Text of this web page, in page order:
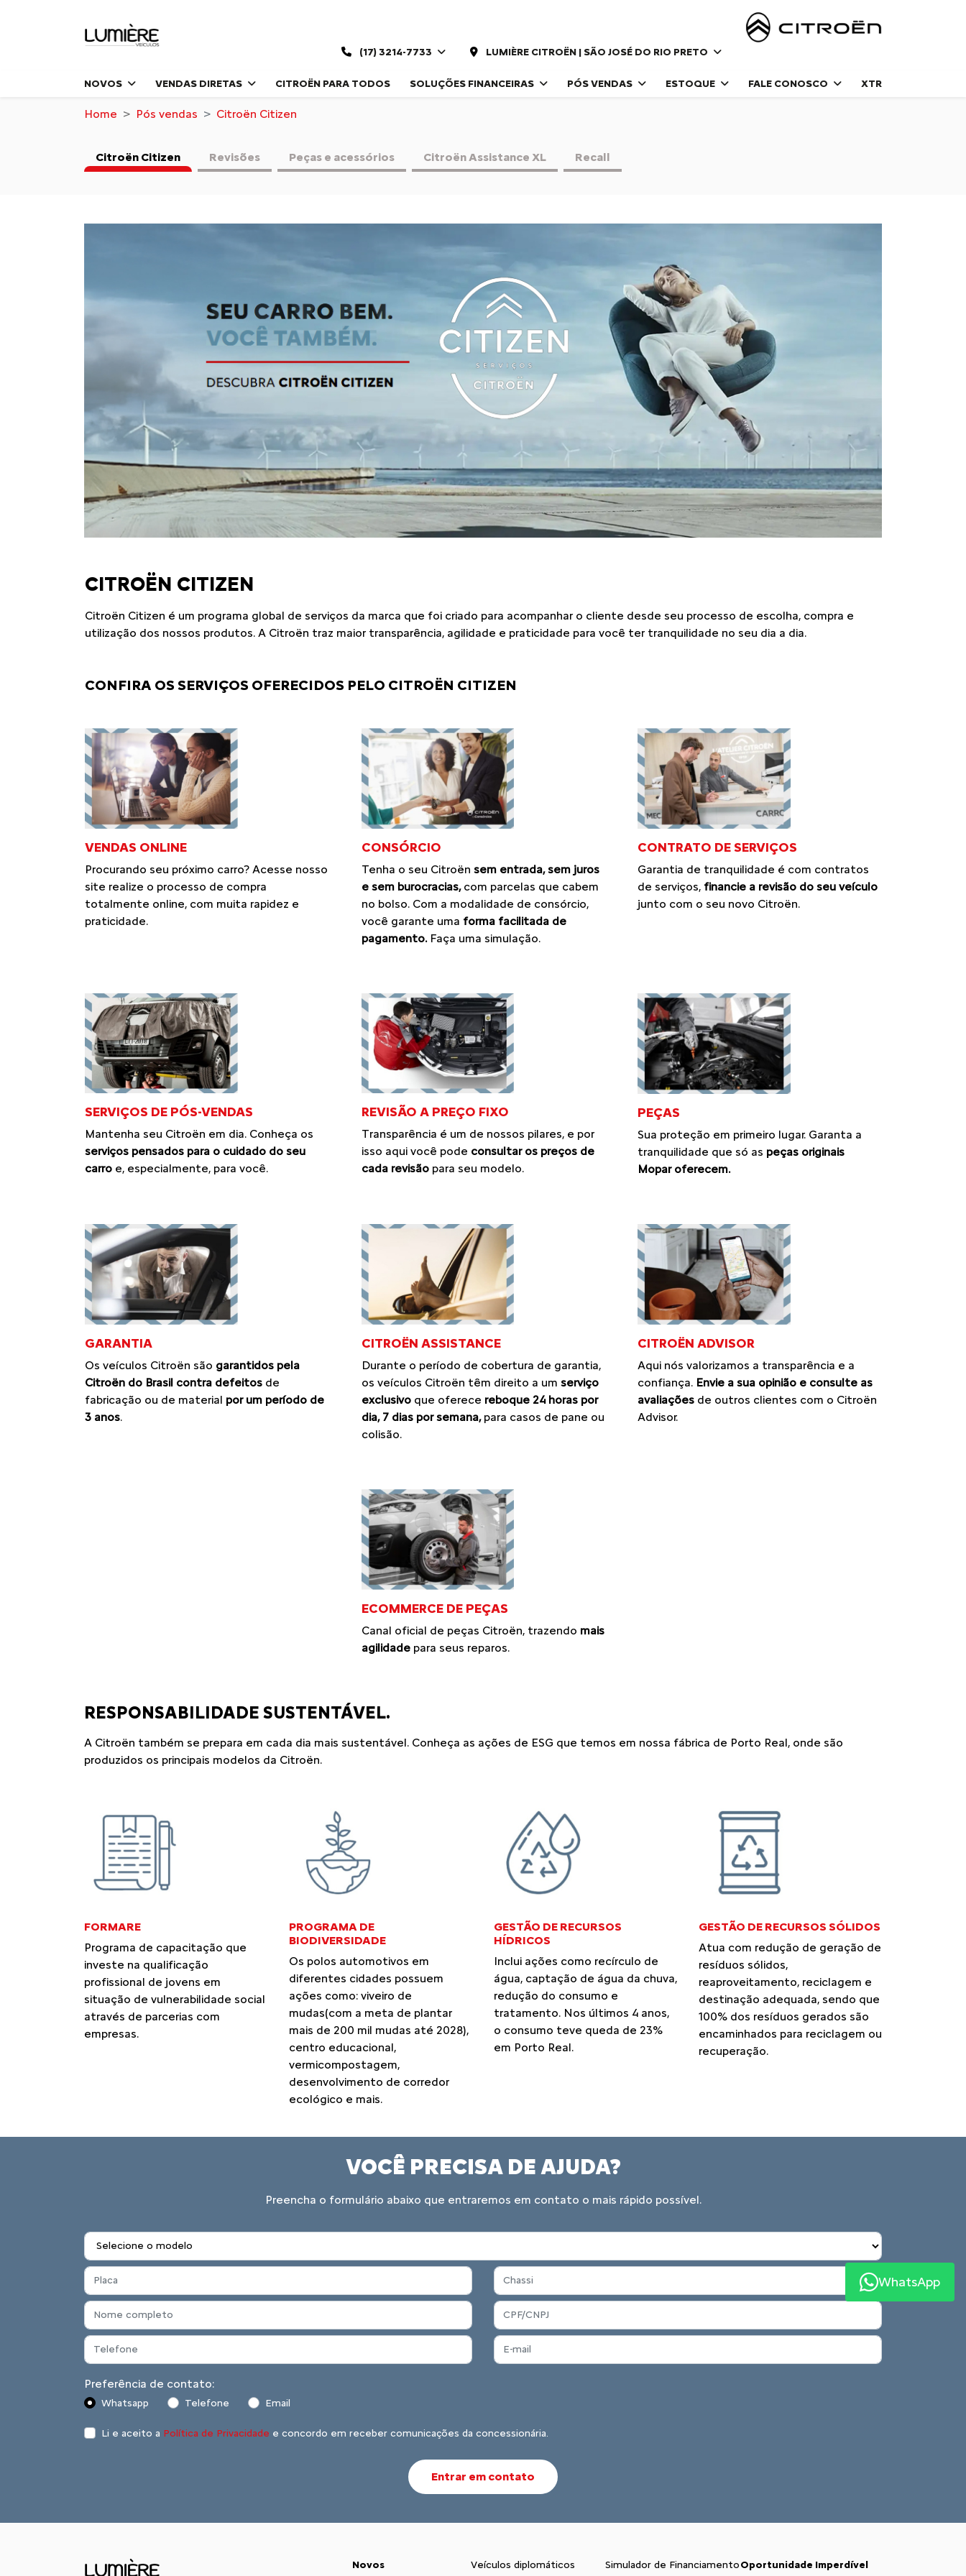
(17) 3214-7733 LUMIÈRE CITROËN | SÃO JOSÉ DO RIO PRETO
NOVOS VENDAS DIRETAS CITROËN PARA TODOS SOLUÇÕES FINANCEIRAS PÓS VENDAS ESTOQUE FALE CONOSCO XTR
Home Pós vendas Citroën Citizen
Citroën Citizen Revisões Peças e acessórios Citroën Assistance XL Recall
CITROËN CITIZEN
Citroën Citizen é um programa global de serviços da marca que foi criado para acompanhar o cliente desde seu processo de escolha, compra e
utilização dos nossos produtos. A Citroën traz maior transparência, agilidade e praticidade para você ter tranquilidade no seu dia a dia.
CONFIRA OS SERVIÇOS OFERECIDOS PELO CITROËN CITIZEN
VENDAS ONLINE
Procurando seu próximo carro? Acesse nosso
site realize o processo de compra
totalmente online, com muita rapidez e
praticidade.
CONSÓRCIO
Tenha o seu Citroën sem entrada, sem juros
e sem burocracias,com parcelas que cabem
no bolso. Com a modalidade de consórcio,
você garante uma forma facilitada de
pagamento.Faça uma simulação.
CONTRATO DE SERVIÇOS
Garantia de tranquilidade é com contratos
de serviços, financie a revisão do seu veículo
junto com o seu novo Citroën.
SERVIÇOS DE PÓS-VENDAS
Mantenha seu Citroën em dia. Conheça os
serviços pensados para o cuidado do seu
carro e, especialmente, para você.
REVISÃO A PREÇO FIXO
Transparência é um de nossos pilares, e por
isso aqui você pode consultar os preços de
cada revisãopara seu modelo.
PEÇAS
Sua proteção em primeiro lugar. Garanta a
tranquilidade que só as peças originais
Mopar oferecem.
GARANTIA
Os veículos Citroën são garantidos pela
Citroën do Brasil contra defeitos de
fabricação ou de material por um período de
3 anos.
CITROËN ASSISTANCE
Durante o período de cobertura de garantia,
os veículos Citroën têm direito a um serviço
exclusivoque oferece reboque 24 horas por
dia, 7 dias por semana,para casos de pane ou
colisão.
CITROËN ADVISOR
Aqui nós valorizamos a transparência e a
confiança. Envie a sua opinião e consulte as
avaliações de outros clientes com o Citroën
Advisor.
ECOMMERCE DE PEÇAS
Canal oficial de peças Citroën, trazendo mais
agilidadepara seus reparos.
RESPONSABILIDADE SUSTENTÁVEL.
A Citroën também se prepara em cada dia mais sustentável. Conheça as ações de ESG que temos em nossa fábrica de Porto Real, onde são
produzidos os principais modelos da Citroën.
FORMARE
Programa de capacitação que
investe na qualificação
profissional de jovens em
situação de vulnerabilidade social
através de parcerias com
empresas.
PROGRAMA DE
BIODIVERSIDADE
Os polos automotivos em
diferentes cidades possuem
ações como: viveiro de
mudas(com a meta de plantar
mais de 200 mil mudas até 2028),
centro educacional,
vermicompostagem,
desenvolvimento de corredor
ecológico e mais.
GESTÃO DE RECURSOS
HÍDRICOS
Inclui ações como recírculo de
água, captação de água da chuva,
redução do consumo e
tratamento. Nos últimos 4 anos,
o consumo teve queda de 23%
em Porto Real.
GESTÃO DE RECURSOS SÓLIDOS
Atua com redução de geração de
resíduos sólidos,
reaproveitamento, reciclagem e
destinação adequada, sendo que
100% dos resíduos gerados são
encaminhados para reciclagem ou
recuperação.
VOCÊ PRECISA DE AJUDA?
Preencha o formulário abaixo que entraremos em contato o mais rápido possível.
Preferência de contato:
Whatsapp Telefone Email
Li e aceito a Política de Privacidade e concordo em receber comunicações da concessionária.
Entrar em contato
Novos Veículos diplomáticos Simulador de FinanciamentoOportunidade Imperdível
WhatsApp